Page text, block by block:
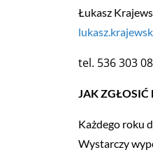
Łukasz
tel. 536 303
JAK
Każdego roku
Wystarczy